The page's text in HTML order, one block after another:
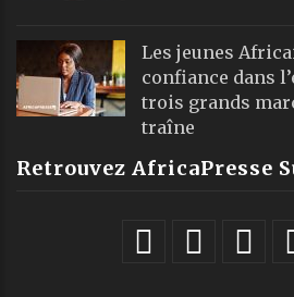
Les jeunes
confiance dans
trois grands
traîne
Retrouvez AfricaPresse